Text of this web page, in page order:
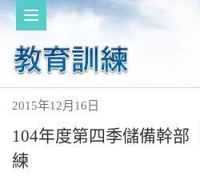
2015年12月16日
104年度第四季儲備幹部
練